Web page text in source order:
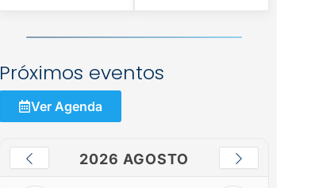
Próximos eventos
Ver Agenda
2026 AGOSTO